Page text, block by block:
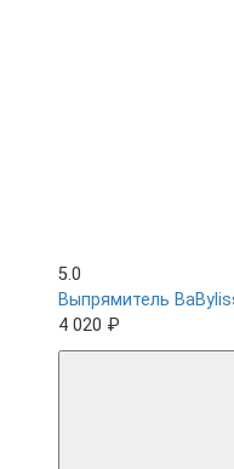
5.0
Выпрямитель
4 020 ₽